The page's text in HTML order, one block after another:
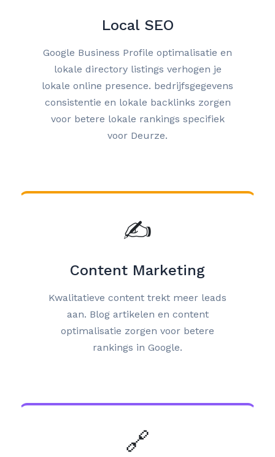
Local SEO
Google Business Profile optimalisatie en
lokale directory listings verhogen je
lokale online presence. bedrijfsgegevens
consistentie en lokale backlinks zorgen
voor betere lokale rankings specifiek
voor Deurze.
✍️
Content Marketing
Kwalitatieve content trekt meer leads
aan. Blog artikelen en content
optimalisatie zorgen voor betere
rankings in Google.
🔗